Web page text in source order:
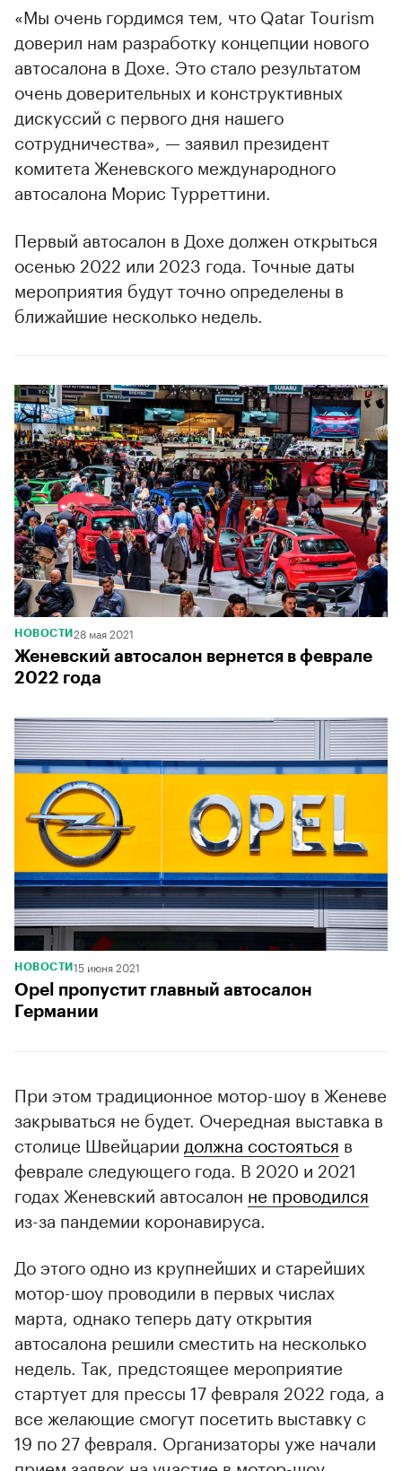
«Мы очень гордимся тем, что Qatar Tourism
доверил нам разработку концепции нового
автосалона в Дохе. Это стало результатом
очень доверительных и конструктивных
дискуссий с первого дня нашего
сотрудничества», — заявил президент
комитета Женевского международного
автосалона Морис Турреттини.
00:00 / 00:00
Первый автосалон в Дохе должен открыться
осенью 2022 или 2023 года. Точные даты
мероприятия будут точно определены в
ближайшие несколько недель.
НОВОСТИ 28 мая 2021
Женевский автосалон вернется в феврале
2022 года
НОВОСТИ 15 июня 2021
Opel пропустит главный автосалон
Германии
При этом традиционное мотор-шоу в Женеве
закрываться не будет. Очередная выставка в
столице Швейцарии должна состояться в
феврале следующего года. В 2020 и 2021
годах Женевский автосалон не проводился
из-за пандемии коронавируса.
До этого одно из крупнейших и старейших
мотор-шоу проводили в первых числах
марта, однако теперь дату открытия
автосалона решили сместить на несколько
недель. Так, предстоящее мероприятие
стартует для прессы 17 февраля 2022 года, а
все желающие смогут посетить выставку с
19 по 27 февраля. Организаторы уже начали